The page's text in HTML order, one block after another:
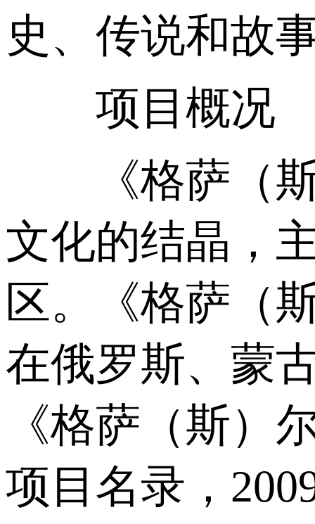
史、传说和故
项目概况
《格萨（斯
文化的结晶，
区。《格萨（
在俄罗斯、蒙
《格萨（斯）
项目名录，